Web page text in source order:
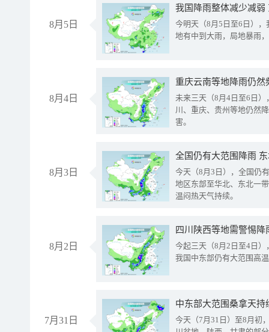
8月5日
我国降雨整体减少减弱
今明天（8月5日至6日）
地有中到大雨，局地暴雨
8月4日
重庆云南等地降雨仍然
未来三天（8月4日至6日
川、重庆、贵州等地仍然
害。
8月3日
全国仍有大范围降雨
今天（8月3日），全国仍
地区东部至华北、东北一
温闷热天气持续。
8月2日
今起三天（8月2日至4日
我国中东部仍有大范围高
7月31日
中东部大范围桑拿天
今天（7月31日）至8月初